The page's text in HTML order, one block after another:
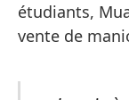
étudiants,
vente de